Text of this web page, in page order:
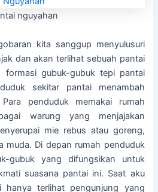
nguyahan
kita sanggup menyulusuri
dan akan terlihat sebuah pantai
formasi gubuk-gubuk tepi pantai
sekitar pantai menambah
penduduk memakai rumah
warung yang menjajakan
mie rebus atau goreng,
muda. Di depan rumah penduduk
gubuk yang difungsikan untuk
suasana pantai ini. Saat aku
hanya terlihat pengunjung yang